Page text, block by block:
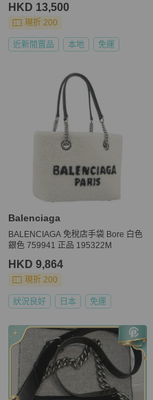
HKD 13,500
現折 200
近新閒置品 本地 免運
Balenciaga
BALENCIAGA 免稅店手袋 Bore 白色
銀色 759941 正品 195322M
HKD 9,864
現折 200
狀況良好 日本 免運